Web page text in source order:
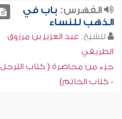
الفهرس: باب في
الذهب للنساء
للشيخ: عبد العزيز بن مرزوق
الطريفي
جزء من محاضرة ( كتاب الترجل
- كتاب الخاتم)